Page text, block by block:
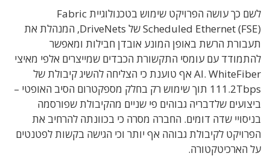
לשם כך עושה הפרויקט שימוש בטכנולוגיית Fabric
Scheduled Ethernet (FSE) של DriveNets, המנהלת את
תעבורת הרשת באופן המונע אובדן חבילות ומאפשר
להתמודד עם עומסי התקשורת הכבדים שמייצרים אלפי מאיצי
AI. WhiteFiber אף טוענת כי הצליחה להשיג קיבולת של
111.2Tbps תוך שימוש רק בחלק מספקטרום הסיב האופטי –
ביצועים שלדבריה גבוהים פי שניים מהקיבולת שפורסמה
בניסויי שדה דומים. החברה מסרה כי בכוונתה להרחיב את
הפרויקט לקיבולת גבוהה אף יותר וכי הגישה בקשות לפטנטים
על הארכיטקטורה.